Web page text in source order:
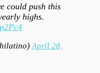
could push this
highs.
April 28,